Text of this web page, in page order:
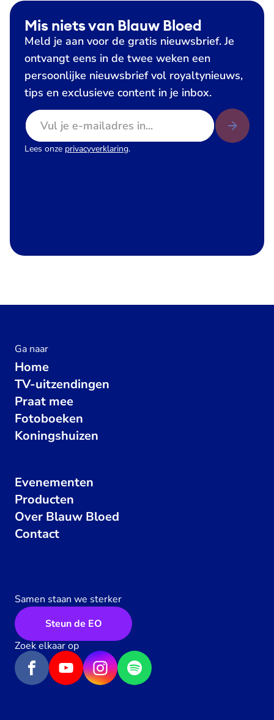
Mis niets van Blauw Bloed
Meld je aan voor de gratis nieuwsbrief. Je
ontvangt eens in de twee weken een
persoonlijke nieuwsbrief vol royaltynieuws,
tips en exclusieve content in je inbox.
E-mailadres
Lees onze privacyverklaring.
Ga naar
Home
TV-uitzendingen
Praat mee
Fotoboeken
Koningshuizen
Evenementen
Producten
Over Blauw Bloed
Contact
Samen staan we sterker
Steun de EO
Zoek elkaar op